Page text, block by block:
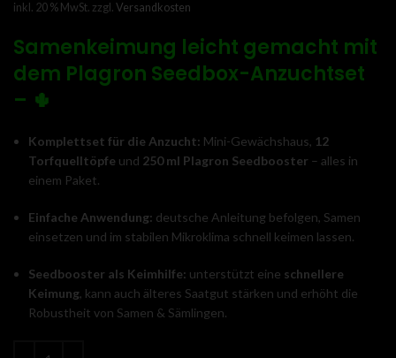
inkl. 20 % MwSt. zzgl. Versandkosten
Samenkeimung leicht gemacht mit
dem Plagron Seedbox-Anzuchtset
– 🌵
Komplettset für die Anzucht: Mini-Gewächshaus, 12
Torfquelltöpfe und 250 ml Plagron Seedbooster – alles in
einem Paket.
Einfache Anwendung: deutsche Anleitung befolgen, Samen
einsetzen und im stabilen Mikroklima schnell keimen lassen.
Seedbooster als Keimhilfe: unterstützt eine schnellere
Keimung, kann auch älteres Saatgut stärken und erhöht die
Robustheit von Samen & Sämlingen.